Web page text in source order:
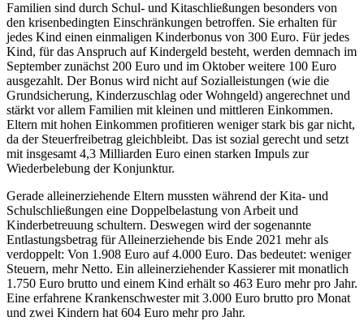
Familien sind durch Schul- und Kitaschließungen besonders von
den krisenbedingten Einschränkungen betroffen. Sie erhalten für
jedes Kind einen einmaligen Kinderbonus von 300 Euro. Für jedes
Kind, für das Anspruch auf Kindergeld besteht, werden demnach im
September zunächst 200 Euro und im Oktober weitere 100 Euro
ausgezahlt. Der Bonus wird nicht auf Sozialleistungen (wie die
Grundsicherung, Kinderzuschlag oder Wohngeld) angerechnet und
stärkt vor allem Familien mit kleinen und mittleren Einkommen.
Eltern mit hohen Einkommen profitieren weniger stark bis gar nicht,
da der Steuerfreibetrag gleichbleibt. Das ist sozial gerecht und setzt
mit insgesamt 4,3 Milliarden Euro einen starken Impuls zur
Wiederbelebung der Konjunktur.
Gerade alleinerziehende Eltern mussten während der Kita- und
Schulschließungen eine Doppelbelastung von Arbeit und
Kinderbetreuung schultern. Deswegen wird der sogenannte
Entlastungsbetrag für Alleinerziehende bis Ende 2021 mehr als
verdoppelt: Von 1.908 Euro auf 4.000 Euro. Das bedeutet: weniger
Steuern, mehr Netto. Ein alleinerziehender Kassierer mit monatlich
1.750 Euro brutto und einem Kind erhält so 463 Euro mehr pro Jahr.
Eine erfahrene Krankenschwester mit 3.000 Euro brutto pro Monat
und zwei Kindern hat 604 Euro mehr pro Jahr.